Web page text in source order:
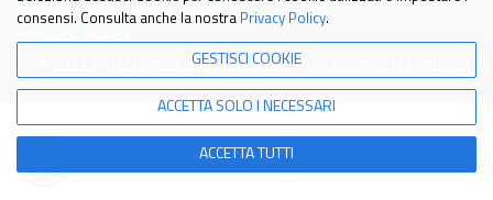
© 2021 Provincia della Spezia - Tutti i diritti riservati
consensi. Consulta anche la nostra Privacy Policy.
GESTISCI COOKIE
ACCETTA SOLO I NECESSARI
ACCETTA TUTTI